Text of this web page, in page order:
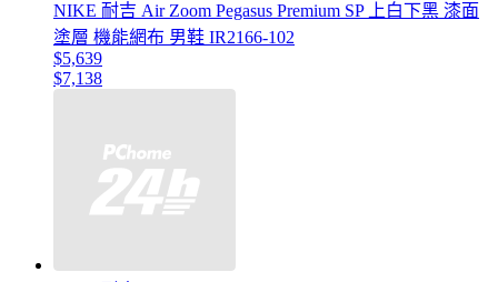
NIKE 耐吉 Air Zoom Pegasus Premium SP 上白下黑 漆面
塗層 機能網布 男鞋 IR2166-102
$5,639
$7,138